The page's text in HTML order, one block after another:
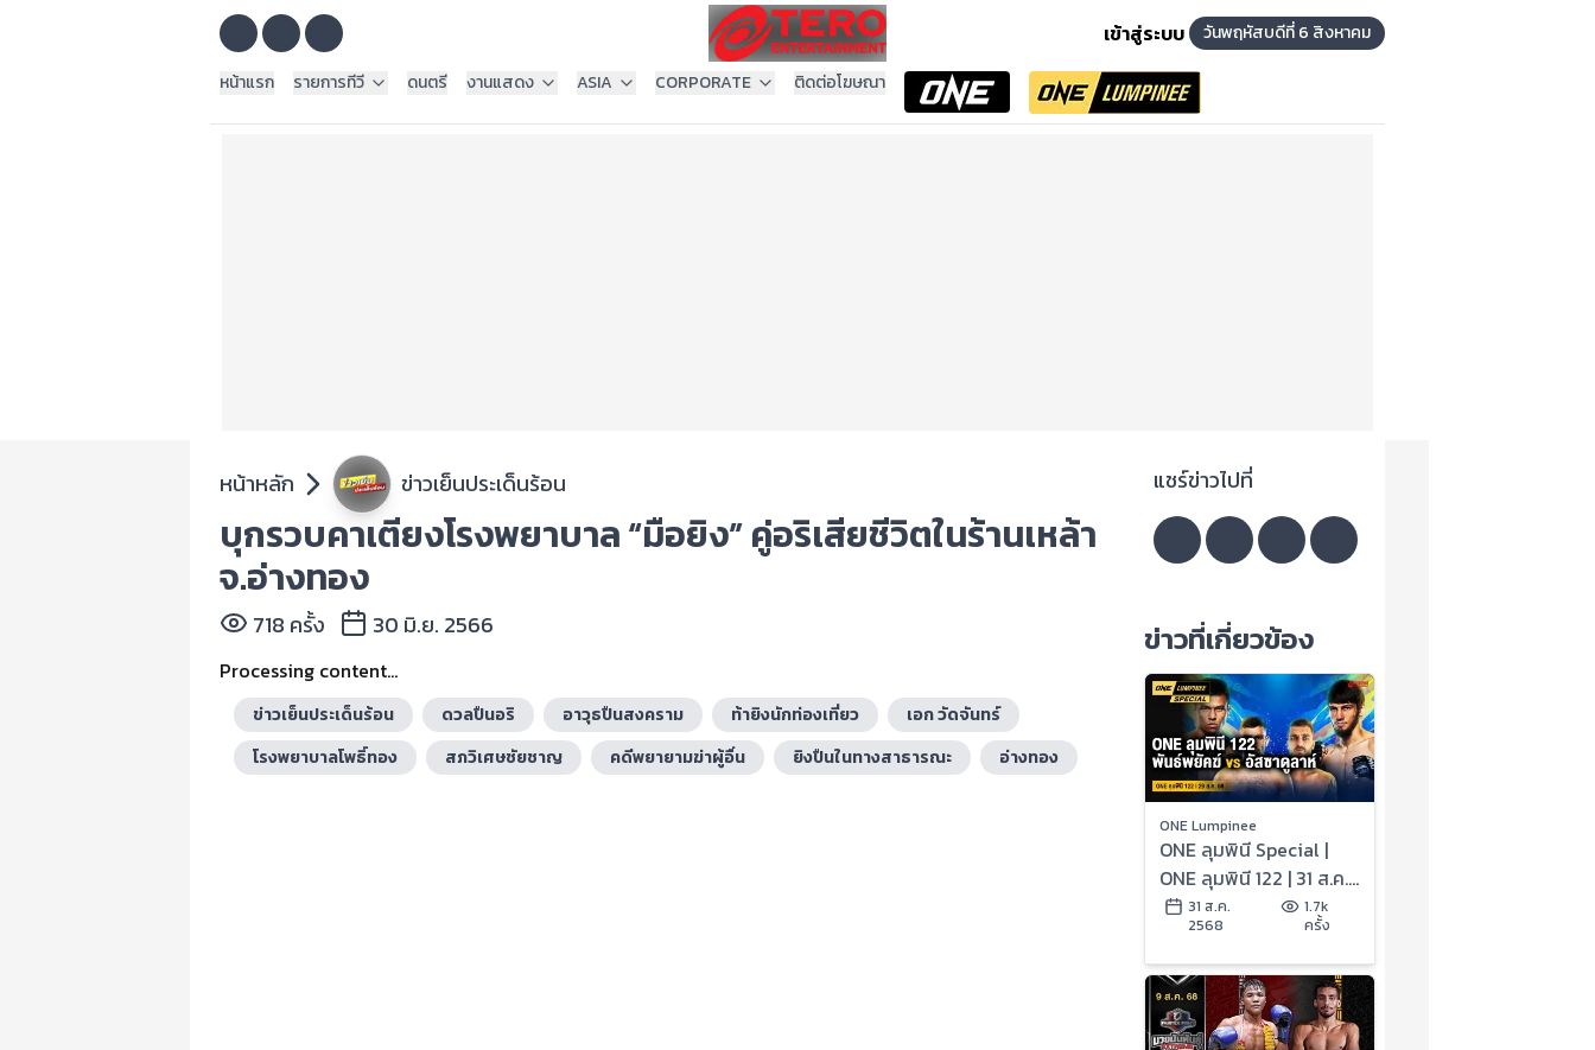
เข้าสู่ระบบ
วันพฤหัสบดีที่ 6 สิงหาคม
หน้าแรก
รายการทีวี ดนตรี งานแสดง ASIA CORPORATE ติดต่อโฆษณา
หน้าหลัก ข่าวเย็นประเด็นร้อน
บุกรวบคาเตียงโรงพยาบาล “มือยิง” คู่อริเสียชีวิตในร้านเหล้า
จ.อ่างทอง
718 ครั้ง 30 มิ.ย. 2566
Processing content...
ข่าวเย็นประเด็นร้อน ดวลปืนอริ อาวุธปืนสงคราม ท้ายิงนักท่องเที่ยว
เอก วัดจันทร์
โรงพยาบาลโพธิ์ทอง
สภวิเศษชัยชาญ คดีพยายามฆ่าผู้อื่น ยิงปืนในทางสาธารณะ อ่างทอง
แชร์ข่าวไปที่
ข่าวที่เกี่ยวข้อง
ONE Lumpinee
ONE ลุมพินี Special |
ONE ลุมพินี 122 | 31 ส.ค.
2568 | Ch7HD
31 ส.ค.
2568
1.7k
ครั้ง